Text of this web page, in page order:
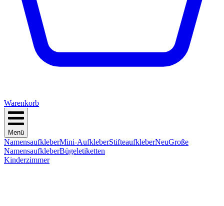
Warenkorb
Menü
NamensaufkleberMini-AufkleberStifteaufkleberNeuGroße
NamensaufkleberBügeletiketten
Kinderzimmer